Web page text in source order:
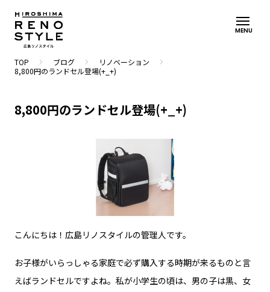
MENU
TOP navigate_next ブログ navigate_next リノベーション navigate_next
8,800円のランドセル登場(+_+)
8,800円のランドセル登場(+_+)
こんにちは！広島リノスタイルの管理人です。
お子様がいらっしゃる家庭で必ず購入する時期が来るものと言
えばランドセルですよね。私が小学生の頃は、男の子は黒、女